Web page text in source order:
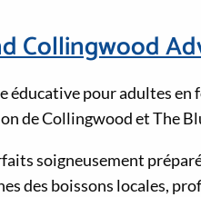
Collingwood
éducative pour adultes
de Collingwood et The
soigneusement
des boissons locales,